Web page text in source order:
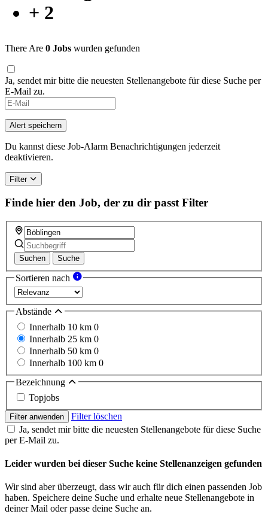
+ 2
There Are 0 Jobs wurden gefunden
Ja, sendet mir bitte die neuesten Stellenangebote für diese Suche per
E-Mail zu.
Alert speichern
Du kannst diese Job-Alarm Benachrichtigungen jederzeit
deaktivieren.
Filter
Finde hier den Job, der zu dir passt Filter
Suchen Suche
Sortieren nach
Abstände
Innerhalb 10 km 0
Innerhalb 25 km 0
Innerhalb 50 km 0
Innerhalb 100 km 0
Bezeichnung
Topjobs
Filter anwenden
Filter löschen
Ja, sendet mir bitte die neuesten Stellenangebote für diese Suche
per E-Mail zu.
Leider wurden bei dieser Suche keine Stellenanzeigen gefunden
Wir sind aber überzeugt, dass wir auch für dich einen passenden Job
haben. Speichere deine Suche und erhalte neue Stellenangebote in
deiner Mail oder passe deine Suche an.